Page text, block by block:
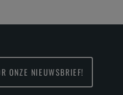
ONZE NIEUWSBRIEF!